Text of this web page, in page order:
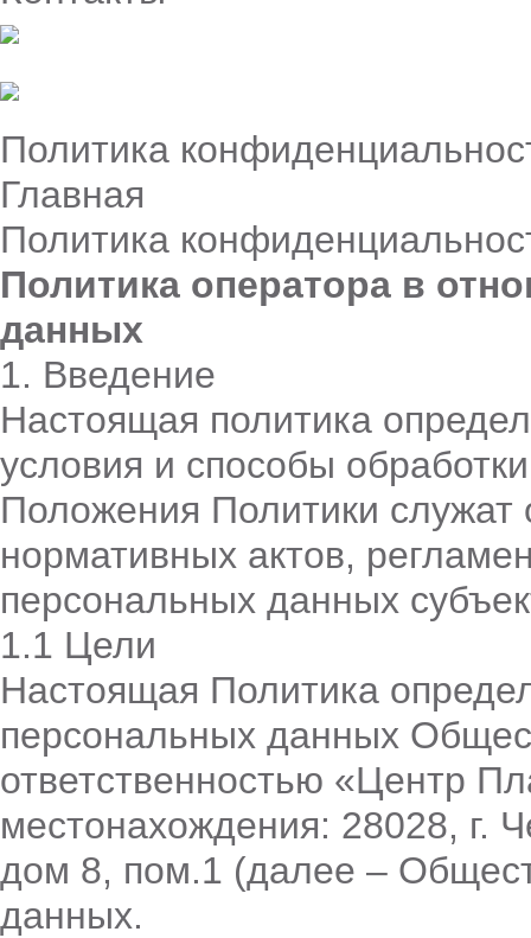
Политика
Главная
Политика
Политика оператора в
данных
1. Введение
Настоящая политика
условия и способы
Положения Политики служат
нормативных актов,
персональных данных
1.1 Цели
Настоящая Политика
персональных данных
ответственностью «Центр
местонахождения: 28028, г.
дом 8, пом.1 (далее –
данных.